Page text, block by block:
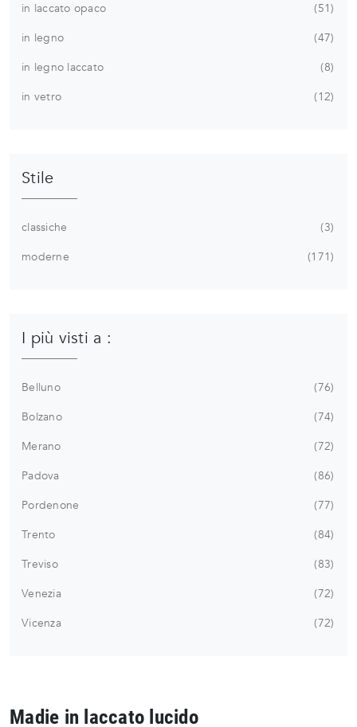
in laccato opaco
51
in legno
47
in legno laccato
8
in vetro
12
Stile
classiche
3
moderne
171
I più visti a :
Belluno
76
Bolzano
74
Merano
72
Padova
86
Pordenone
77
Trento
84
Treviso
83
Venezia
72
Vicenza
72
Madie in laccato lucido